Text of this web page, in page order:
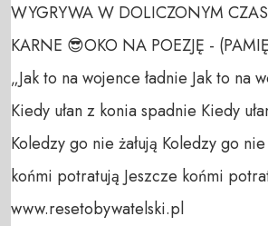
WYGRYWA W DOLICZONYM
KARNE 😎OKO NA POEZJĘ -
„Jak to na wojence ładnie Jak to na
Kiedy ułan z konia spadnie Kiedy
Koledzy go nie żałują Koledzy go nie
końmi potratują Jeszcze końmi
www.resetobywatelski.pl